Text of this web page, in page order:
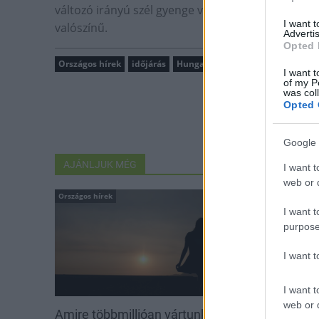
I want
Opted
I want
of my
was
Opted
Google
I want
web or
I want
I want
I want
web or
változó irányú szél gyenge vagy mérsékelt
valószínű.
Országos hírek időjárás HungaroMet Zrt.
AJÁNLJUK MÉG
Országos hírek
Amire többmillióan vártunk: